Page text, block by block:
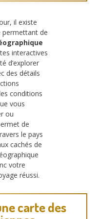
il existe
permettant de
interactives
d’explorer
des détails
conditions
vous
ou
de
le pays
cachés de
votre
réussi.
carte des